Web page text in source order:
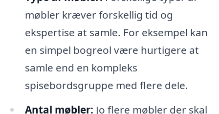
møbler kræver forskellig tid og
ekspertise at samle. For eksempel kan
en simpel bogreol være hurtigere at
samle end en kompleks
spisebordsgruppe med flere dele.
Antal møbler: Jo flere møbler der skal